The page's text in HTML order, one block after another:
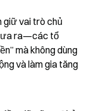
giữ vai trò chủ
ra—các tổ
mà không dùng
và làm gia tăng